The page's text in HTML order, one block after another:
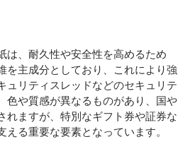
は、耐久性や安全性を高めるため
を主成分としており、これにより強
ュリティスレッドなどのセキュリテ
色や質感が異なるものがあり、国や
れますが、特別なギフト券や証券な
る重要な要素となっています。